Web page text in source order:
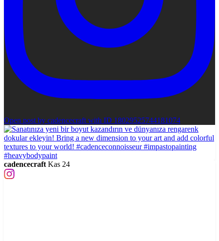
Open post by cadencecraft with ID 18029525744181074
cadencecraft Kas 24